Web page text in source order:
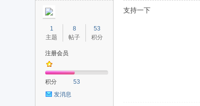
1
主题
8
帖子
53
积分
注册会员
积分
53
发消息
支持一下